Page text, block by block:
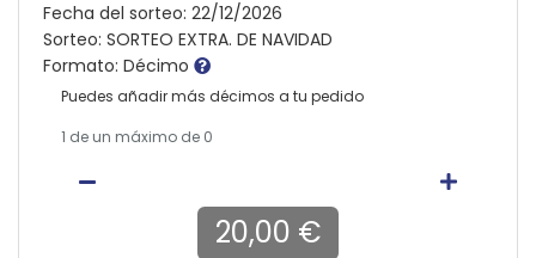
Fecha del sorteo: 22/12/2026
Sorteo: SORTEO EXTRA. DE NAVIDAD
Formato: Décimo
Puedes añadir más décimos a tu pedido
1 de un máximo de 0
20,00 €